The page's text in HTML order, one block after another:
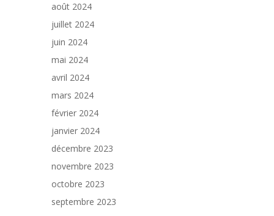
août 2024
juillet 2024
juin 2024
mai 2024
avril 2024
mars 2024
février 2024
janvier 2024
décembre 2023
novembre 2023
octobre 2023
septembre 2023